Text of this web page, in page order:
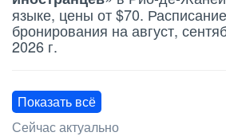
языке, цены от $70.
бронирования на август,
2026 г.
Показать всё
Сейчас актуально